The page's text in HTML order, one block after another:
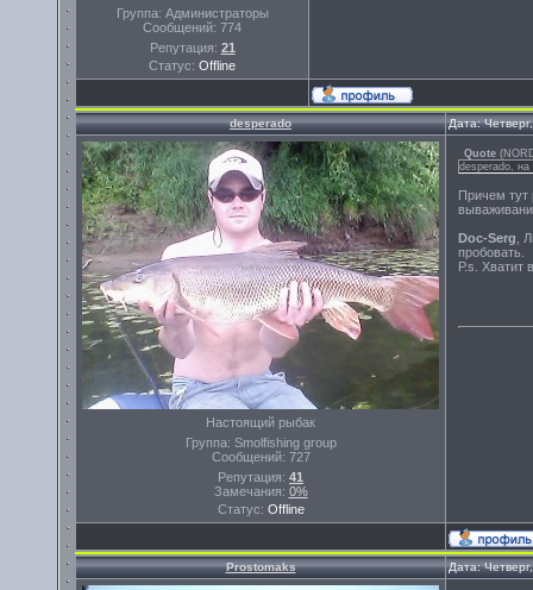
Группа: Администраторы
Сообщений: 774
Репутация: 21
Статус: Offline
desperado Дата:
Настоящий рыбак
Группа: Smolfishing group
Сообщений: 727
Репутация: 41
Замечания: 0%
Статус: Offline
Quote (
desperado, на
Причем тут
Doc-Serg ,
пробовать.
Р.s. Хватит
Prostomaks Дата: